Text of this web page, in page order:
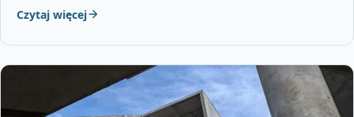
Czytaj więcej